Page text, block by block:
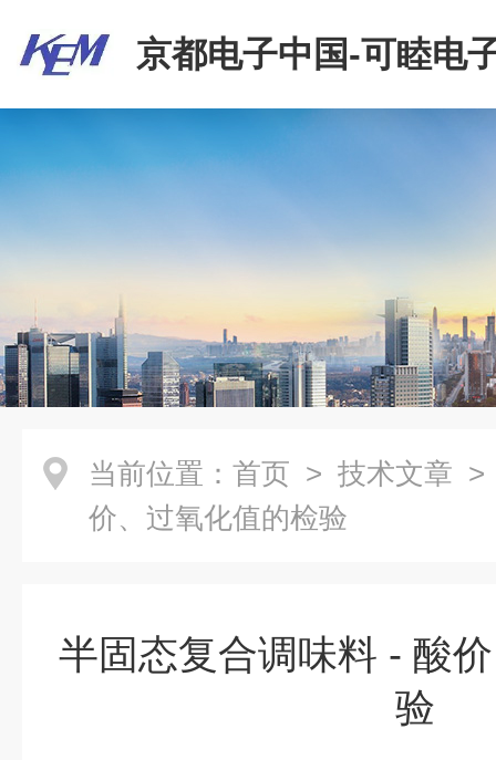
京都电子中国-可睦电
商贸有限公司
当前位置： 首页 > 技术文章 >
价、过氧化值的检验
半固态复合调味料 - 酸
验